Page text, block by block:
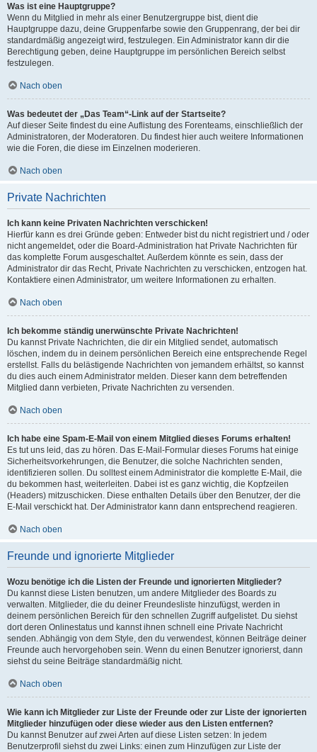
Was ist eine Hauptgruppe?
Wenn du Mitglied in mehr als einer Benutzergruppe bist, dient die
Hauptgruppe dazu, deine Gruppenfarbe sowie den Gruppenrang, der bei dir
standardmäßig angezeigt wird, festzulegen. Ein Administrator kann dir die
Berechtigung geben, deine Hauptgruppe im persönlichen Bereich selbst
festzulegen.
Nach oben
Was bedeutet der „Das Team“-Link auf der Startseite?
Auf dieser Seite findest du eine Auflistung des Forenteams, einschließlich der
Administratoren, der Moderatoren. Du findest hier auch weitere Informationen
wie die Foren, die diese im Einzelnen moderieren.
Nach oben
Private Nachrichten
Ich kann keine Privaten Nachrichten verschicken!
Hierfür kann es drei Gründe geben: Entweder bist du nicht registriert und / oder
nicht angemeldet, oder die Board-Administration hat Private Nachrichten für
das komplette Forum ausgeschaltet. Außerdem könnte es sein, dass der
Administrator dir das Recht, Private Nachrichten zu verschicken, entzogen hat.
Kontaktiere einen Administrator, um weitere Informationen zu erhalten.
Nach oben
Ich bekomme ständig unerwünschte Private Nachrichten!
Du kannst Private Nachrichten, die dir ein Mitglied sendet, automatisch
löschen, indem du in deinem persönlichen Bereich eine entsprechende Regel
erstellst. Falls du belästigende Nachrichten von jemandem erhältst, so kannst
du dies auch einem Administrator melden. Dieser kann dem betreffenden
Mitglied dann verbieten, Private Nachrichten zu versenden.
Nach oben
Ich habe eine Spam-E-Mail von einem Mitglied dieses Forums erhalten!
Es tut uns leid, das zu hören. Das E-Mail-Formular dieses Forums hat einige
Sicherheitsvorkehrungen, die Benutzer, die solche Nachrichten senden,
identifizieren sollen. Du solltest einem Administrator die komplette E-Mail, die
du bekommen hast, weiterleiten. Dabei ist es ganz wichtig, die Kopfzeilen
(Headers) mitzuschicken. Diese enthalten Details über den Benutzer, der die
E-Mail verschickt hat. Der Administrator kann dann entsprechend reagieren.
Nach oben
Freunde und ignorierte Mitglieder
Wozu benötige ich die Listen der Freunde und ignorierten Mitglieder?
Du kannst diese Listen benutzen, um andere Mitglieder des Boards zu
verwalten. Mitglieder, die du deiner Freundesliste hinzufügst, werden in
deinem persönlichen Bereich für den schnellen Zugriff aufgelistet. Du siehst
dort deren Onlinestatus und kannst ihnen schnell eine Private Nachricht
senden. Abhängig von dem Style, den du verwendest, können Beiträge deiner
Freunde auch hervorgehoben sein. Wenn du einen Benutzer ignorierst, dann
siehst du seine Beiträge standardmäßig nicht.
Nach oben
Wie kann ich Mitglieder zur Liste der Freunde oder zur Liste der ignorierten
Mitglieder hinzufügen oder diese wieder aus den Listen entfernen?
Du kannst Benutzer auf zwei Arten auf diese Listen setzen: In jedem
Benutzerprofil siehst du zwei Links: einen zum Hinzufügen zur Liste der